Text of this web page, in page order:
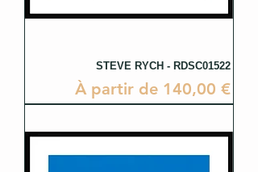
STEVE RYCH - RDSC01522
À partir de 140,00 €
Prix promotionnel